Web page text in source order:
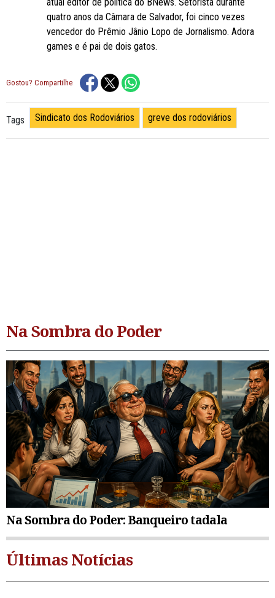
quatro anos da Câmara de Salvador, foi cinco vezes
vencedor do Prêmio Jânio Lopo de Jornalismo. Adora
games e é pai de dois gatos.
Gostou? Compartilhe
Tags Sindicato dos Rodoviários greve dos rodoviários
Na Sombra do Poder
Na Sombra do Poder: Banqueiro tadala
Últimas Notícias